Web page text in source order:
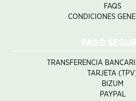
FAQS
CONDICIONES
PAGO
TRANSFERENCIA
TARJETA
BIZUM
PAYPAL